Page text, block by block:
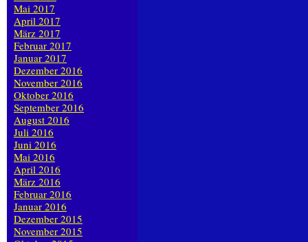
Mai 2017
April 2017
März 2017
Februar 2017
Januar 2017
Dezember 2016
November 2016
Oktober 2016
September 2016
August 2016
Juli 2016
Juni 2016
Mai 2016
April 2016
März 2016
Februar 2016
Januar 2016
Dezember 2015
November 2015